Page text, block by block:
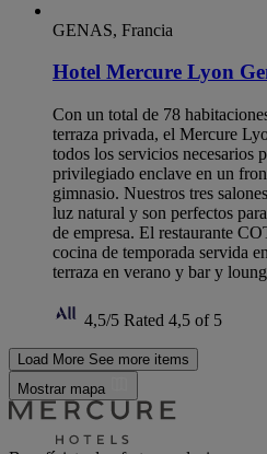
GENAS, Francia
Hotel Mercure Lyon
Con un total de 78
terraza privada, el Mercure
todos los servicios necesarios
privilegiado enclave en un
gimnasio. Nuestros tres
luz natural y son perfectos
de empresa. El restaurante
cocina de temporada servida
terraza en verano y bar y
4,5/5 Rated 4,5 of 5
Load More See more items
Mostrar mapa